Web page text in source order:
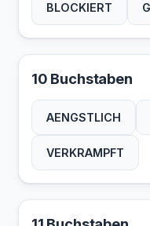
BLOCKIERT
10 Buchstaben
AENGSTLICH
VERKRAMPFT